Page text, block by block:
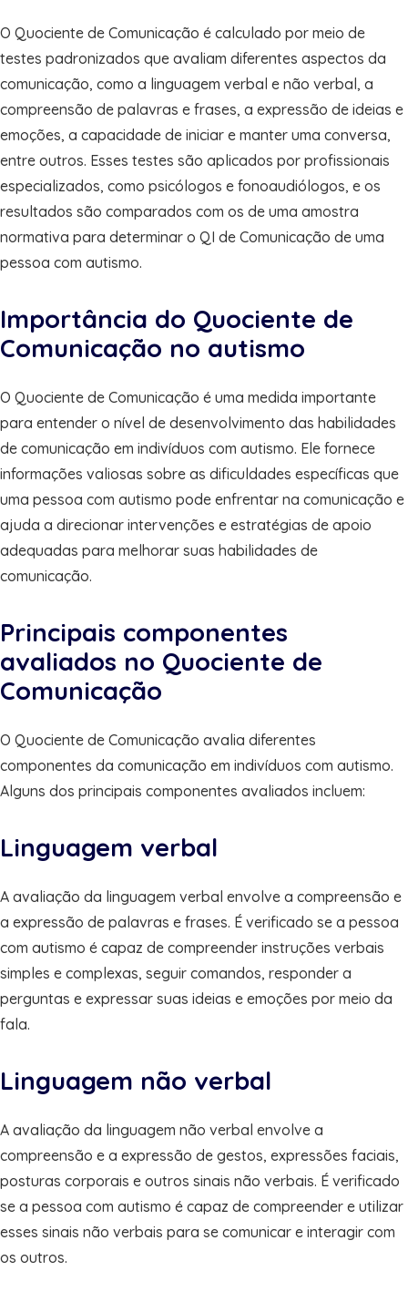
O Quociente de Comunicação é calculado por meio de
testes padronizados que avaliam diferentes aspectos da
comunicação, como a linguagem verbal e não verbal, a
compreensão de palavras e frases, a expressão de ideias e
emoções, a capacidade de iniciar e manter uma conversa,
entre outros. Esses testes são aplicados por profissionais
especializados, como psicólogos e fonoaudiólogos, e os
resultados são comparados com os de uma amostra
normativa para determinar o QI de Comunicação de uma
pessoa com autismo.
Importância do Quociente de
Comunicação no autismo
O Quociente de Comunicação é uma medida importante
para entender o nível de desenvolvimento das habilidades
de comunicação em indivíduos com autismo. Ele fornece
informações valiosas sobre as dificuldades específicas que
uma pessoa com autismo pode enfrentar na comunicação e
ajuda a direcionar intervenções e estratégias de apoio
adequadas para melhorar suas habilidades de
comunicação.
Principais componentes
avaliados no Quociente de
Comunicação
O Quociente de Comunicação avalia diferentes
componentes da comunicação em indivíduos com autismo.
Alguns dos principais componentes avaliados incluem:
Linguagem verbal
A avaliação da linguagem verbal envolve a compreensão e
a expressão de palavras e frases. É verificado se a pessoa
com autismo é capaz de compreender instruções verbais
simples e complexas, seguir comandos, responder a
perguntas e expressar suas ideias e emoções por meio da
fala.
Linguagem não verbal
A avaliação da linguagem não verbal envolve a
compreensão e a expressão de gestos, expressões faciais,
posturas corporais e outros sinais não verbais. É verificado
se a pessoa com autismo é capaz de compreender e utilizar
esses sinais não verbais para se comunicar e interagir com
os outros.